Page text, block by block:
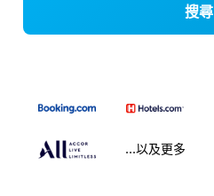
搜尋
...以及更多